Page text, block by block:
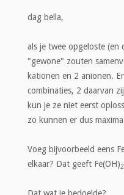
dag bella,
als je twee opgeloste (en
"gewone" zouten
kationen en 2 anionen.
combinaties, 2 daarvan
kun je ze niet eerst
zo kunnen er dus
Voeg bijvoorbeeld eens
elkaar? Dat geeft Fe(OH)2